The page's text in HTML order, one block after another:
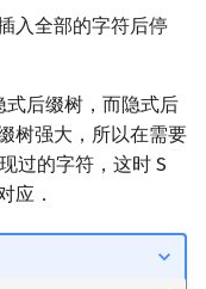
入全部的字符后停
后缀树，而隐式后
树强大，所以在需要
过的字符，这时 S
应．